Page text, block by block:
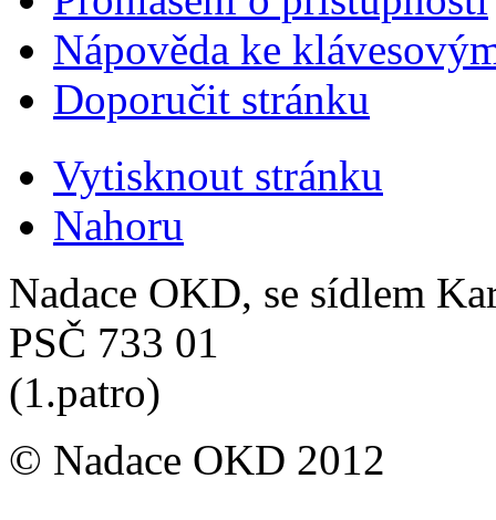
Nápověda ke
Doporučit stránku
Vytisknout stránku
Nahoru
Nadace OKD, se sídlem
PSČ 733 01
(1.patro)
© Nadace OKD 2012